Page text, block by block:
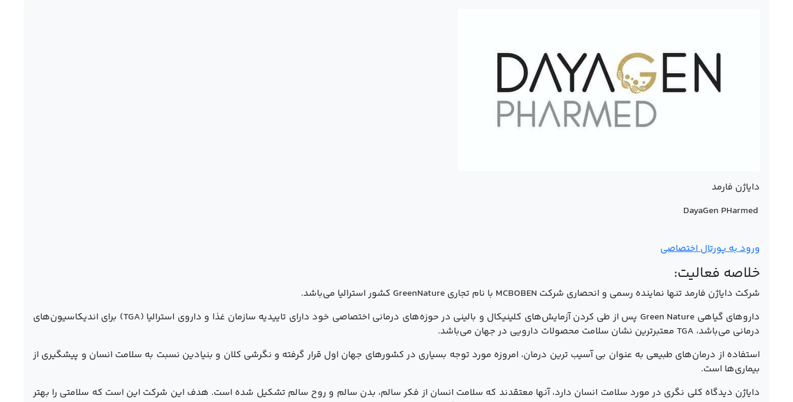
دایاژن فارمد
ورود به پورتال اختصاصی
خلاصه فعالیت:
شرکت دایاژن فارمد تنها نماینده رسمی و انحصاری شرکت MCBOBEN با نام تجاری GreenNature کشور استرالیا می‌باشد.
داروهای گیاهی Green Nature پس از طی کردن آزمایش‌های کلینیکال و بالینی در حوزه‌های درمانی اختصاصی خود دارای تاییدیه سازمان غذا و داروی استرالیا (TGA) برای اندیکاسیون‌های
درمانی می‌باشد، TGA معتبرترین نشان سلامت محصولات دارویی در جهان می‌باشد.
استفاده از درمان‌های طبیعی به عنوان بی آسیب ترین درمان، امروزه مورد توجه بسیاری در کشورهای جهان اول قرار گرفته و نگرشی کلان و بنیادین نسبت به سلامت انسان و پیشگیری از
بیماری‌ها است.
دایاژن دیدگاه کلی نگری در مورد سلامت انسان دارد، آنها معتقدند که سلامت انسان از فکر سالم، بدن سالم و روح سالم تشکیل شده است. هدف این شرکت این است که سلامتی را بهتر